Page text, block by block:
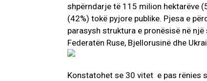
shpërndarje të 115 milion hektarëve
(42%) tokë pyjore publike. Pjesa e
parasysh struktura e pronësisë në
Federatën Ruse, Bjellorusinë dhe
Konstatohet se 30 vitet e pas rënies